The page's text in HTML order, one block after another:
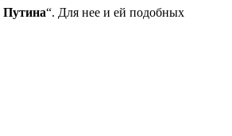
Путина“. Для нее и ей подобных